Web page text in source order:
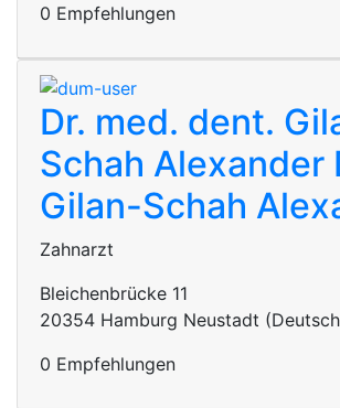
0 Empfehlungen
Dr. med. dent.
Schah Alexander
Gilan-Schah
Zahnarzt
Bleichenbrücke 11
20354 Hamburg Neustadt
0 Empfehlungen